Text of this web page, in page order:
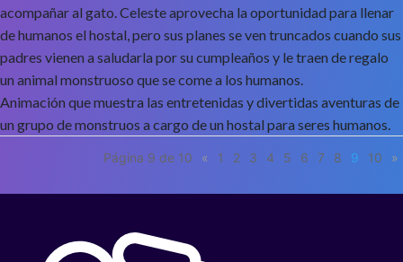
acompañar al gato. Celeste aprovecha la oportunidad para llenar
de humanos el hostal, pero sus planes se ven truncados cuando sus
padres vienen a saludarla por su cumpleaños y le traen de regalo
un animal monstruoso que se come a los humanos.
Animación que muestra las entretenidas y divertidas aventuras de
un grupo de monstruos a cargo de un hostal para seres humanos.
Página 9 de 10 « 1 2 3 4 5 6 7 8 9 10 »